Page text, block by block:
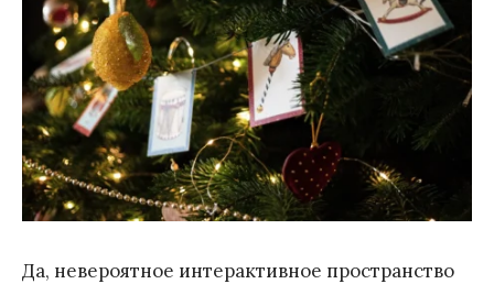
Да, невероятное интерактивное пространство